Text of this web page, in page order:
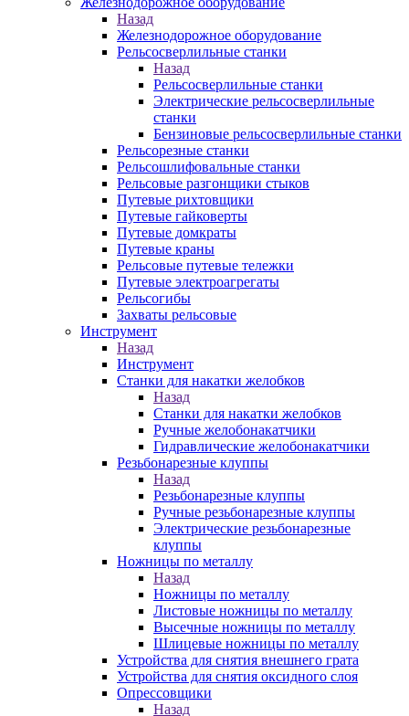
Назад
Железнодорожное оборудование
Рельсосверлильные станки
Назад
Рельсосверлильные станки
Электрические рельсосверлильные
станки
Бензиновые рельсосверлильные станки
Рельсорезные станки
Рельсошлифовальные станки
Рельсовые разгонщики стыков
Путевые рихтовщики
Путевые гайковерты
Путевые домкраты
Путевые краны
Рельсовые путевые тележки
Путевые электроагрегаты
Рельсогибы
Захваты рельсовые
Инструмент
Назад
Инструмент
Станки для накатки желобков
Назад
Станки для накатки желобков
Ручные желобонакатчики
Гидравлические желобонакатчики
Резьбонарезные клуппы
Назад
Резьбонарезные клуппы
Ручные резьбонарезные клуппы
Электрические резьбонарезные
клуппы
Ножницы по металлу
Назад
Ножницы по металлу
Листовые ножницы по металлу
Высечные ножницы по металлу
Шлицевые ножницы по металлу
Устройства для снятия внешнего грата
Устройства для снятия оксидного слоя
Опрессовщики
Назад